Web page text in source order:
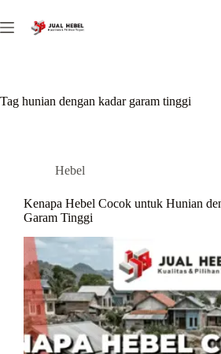
to
content
Tag hunian dengan kadar garam tinggi
Hebel
Kenapa Hebel Cocok untuk Hunian
Garam Tinggi